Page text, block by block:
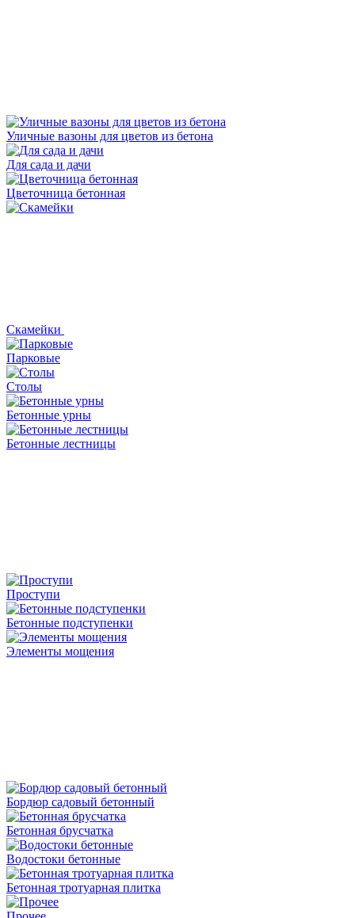
Уличные вазоны для цветов из бетона
Для сада и дачи
Цветочница бетонная
Скамейки
Парковые
Столы
Бетонные урны
Бетонные лестницы
Проступи
Бетонные подступенки
Элементы мощения
Бордюр садовый бетонный
Бетонная брусчатка
Водостоки бетонные
Бетонная тротуарная плитка